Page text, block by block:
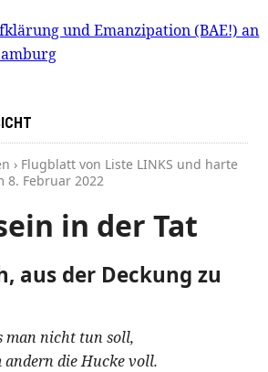
› Flugblatt von Liste LINKS und harte
8. Februar 2022
in der Tat
aus der Deckung zu
man nicht tun soll,
andern die Hucke voll.